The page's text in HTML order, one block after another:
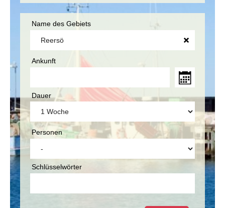
Name des Gebiets
Ankunft
Dauer
Personen
Schlüsselwörter